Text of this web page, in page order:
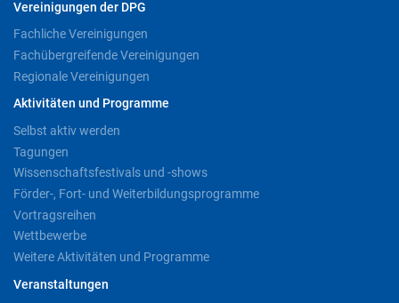
Vereinigungen der DPG
Fachliche Vereinigungen
Fachübergreifende Vereinigungen
Regionale Vereinigungen
Aktivitäten und Programme
Selbst aktiv werden
Tagungen
Wissenschaftsfestivals und -shows
Förder-, Fort- und Weiterbildungsprogramme
Vortragsreihen
Wettbewerbe
Weitere Aktivitäten und Programme
Veranstaltungen